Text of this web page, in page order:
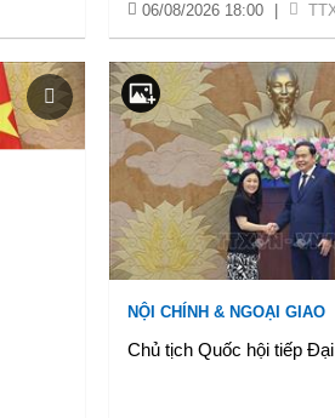
06/08/2026 18:00
NỘI CHÍNH & NGOẠI GIAO
Chủ tịch Quốc hội tiếp